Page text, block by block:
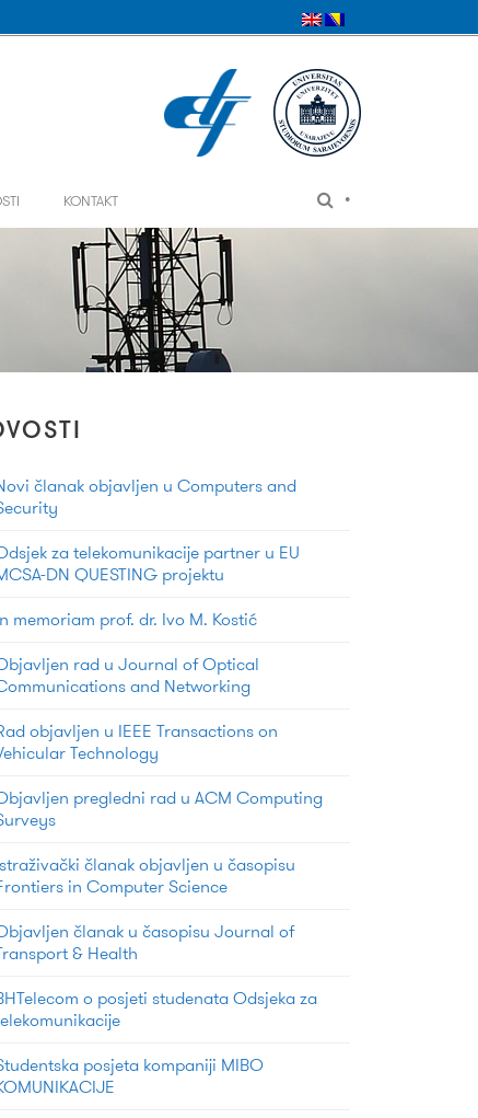
KONTAKT •
članak objavljen u Computers and
za telekomunikacije partner u EU
DN QUESTING projektu
memoriam prof. dr. Ivo M. Kostić
rad u Journal of Optical
and Networking
objavljen u IEEE Transactions on
Technology
pregledni rad u ACM Computing
članak objavljen u časopisu
in Computer Science
članak u časopisu Journal of
& Health
o posjeti studenata Odsjeka za
posjeta kompaniji MIBO